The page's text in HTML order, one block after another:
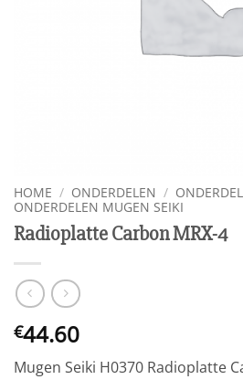
HOME / ONDERDELEN /
ONDERDELEN MUGEN SEIKI
Radioplatte Carbon MRX-4
€44.60
Mugen Seiki H0370 Radioplatte